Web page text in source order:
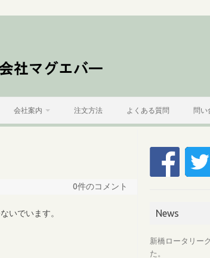
会社案内 注文方法 よくある質問 問い
0件のコメント
いでいます。 News
新橋ロータリー
た。